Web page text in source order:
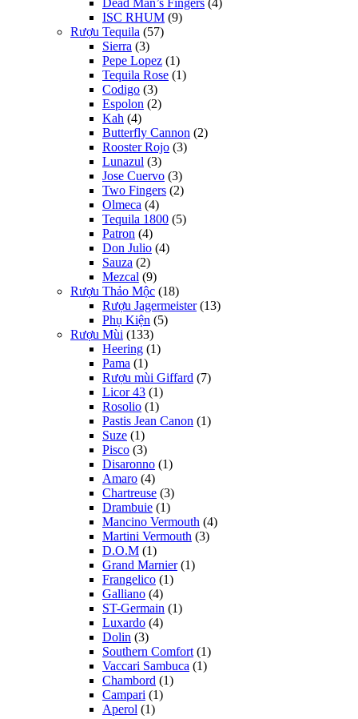
Dead Man’s Fingers (4)
ISC RHUM (9)
Rượu Tequila (57)
Sierra (3)
Pepe Lopez (1)
Tequila Rose (1)
Codigo (3)
Espolon (2)
Kah (4)
Butterfly Cannon (2)
Rooster Rojo (3)
Lunazul (3)
Jose Cuervo (3)
Two Fingers (2)
Olmeca (4)
Tequila 1800 (5)
Patron (4)
Don Julio (4)
Sauza (2)
Mezcal (9)
Rượu Thảo Mộc (18)
Rượu Jagermeister (13)
Phụ Kiện (5)
Rượu Mùi (133)
Heering (1)
Pama (1)
Rượu mùi Giffard (7)
Licor 43 (1)
Rosolio (1)
Pastis Jean Canon (1)
Suze (1)
Pisco (3)
Disaronno (1)
Amaro (4)
Chartreuse (3)
Drambuie (1)
Mancino Vermouth (4)
Martini Vermouth (3)
D.O.M (1)
Grand Marnier (1)
Frangelico (1)
Galliano (4)
ST-Germain (1)
Luxardo (4)
Dolin (3)
Southern Comfort (1)
Vaccari Sambuca (1)
Chambord (1)
Campari (1)
Aperol (1)